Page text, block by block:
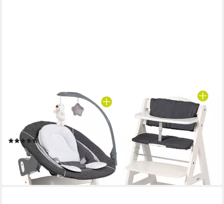
Hochstuhl Beta Plus White - Newborn Set Deluxe, Holz
Babystuhl ab Geburt mit Neugeborenenaufsatz, Sitzkissen,
Essbrett
(3)
199,90 € UVP
-13%
lieferbar - in 3-4 Werktagen bei dir